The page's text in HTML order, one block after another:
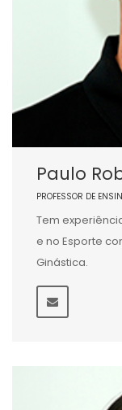
Paulo
PROFESSOR DE
Tem
e no Esporte
Ginástica.